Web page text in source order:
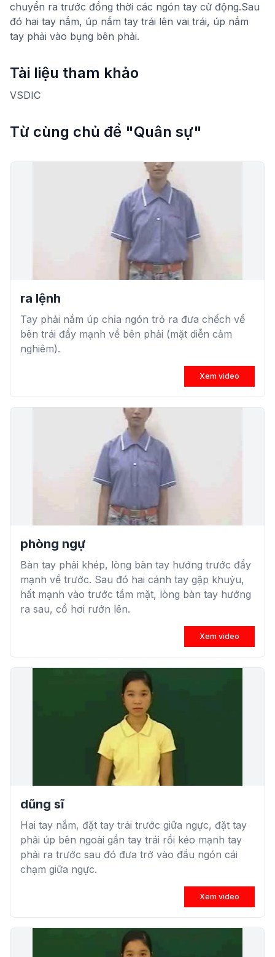
chuyển ra trước đồng thời các ngón tay cử động.Sau
đó hai tay nắm, úp nắm tay trái lên vai trái, úp nắm
tay phải vào bụng bên phải.
Tài liệu tham khảo
VSDIC
Từ cùng chủ đề "Quân sự"
ra lệnh
Tay phải nắm úp chỉa ngón trỏ ra đưa chếch về
bên trái đẩy mạnh về bên phải (mặt diễn cảm
nghiêm).
Xem video
phòng ngự
Bàn tay phải khép, lòng bàn tay hướng trước đẩy
mạnh về trước. Sau đó hai cánh tay gập khuỷu,
hất mạnh vào trước tầm mặt, lòng bàn tay hướng
ra sau, cổ hơi rướn lên.
Xem video
dũng sĩ
Hai tay nắm, đặt tay trái trước giữa ngực, đặt tay
phải úp bên ngoài gần tay trái rồi kéo mạnh tay
phải ra trước sau đó đưa trở vào đầu ngón cái
chạm giữa ngực.
Xem video